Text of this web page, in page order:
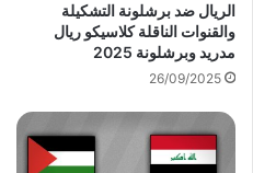
الريال ضد برشلونة التشكيلة
والقنوات الناقلة كلاسيكو ريال
مدريد وبرشلونة 2025
26/09/2025